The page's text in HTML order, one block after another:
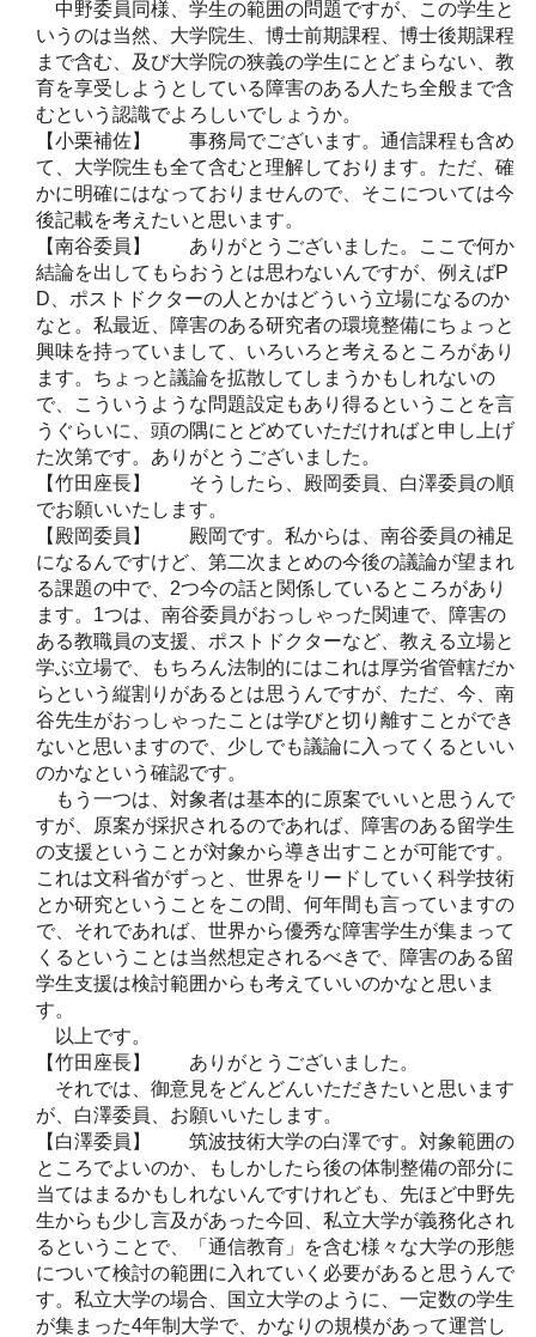
中野委員同様、学生の範囲の問題ですが、この学生と
いうのは当然、大学院生、博士前期課程、博士後期課程
まで含む、及び大学院の狭義の学生にとどまらない、教
育を享受しようとしている障害のある人たち全般まで含
むという認識でよろしいでしょうか。
【小栗補佐】 事務局でございます。通信課程も含め
て、大学院生も全て含むと理解しております。ただ、確
かに明確にはなっておりませんので、そこについては今
後記載を考えたいと思います。
【南谷委員】 ありがとうございました。ここで何か
結論を出してもらおうとは思わないんですが、例えばP
D、ポストドクターの人とかはどういう立場になるのか
なと。私最近、障害のある研究者の環境整備にちょっと
興味を持っていまして、いろいろと考えるところがあり
ます。ちょっと議論を拡散してしまうかもしれないの
で、こういうような問題設定もあり得るということを言
うぐらいに、頭の隅にとどめていただければと申し上げ
た次第です。ありがとうございました。
【竹田座長】 そうしたら、殿岡委員、白澤委員の順
でお願いいたします。
【殿岡委員】 殿岡です。私からは、南谷委員の補足
になるんですけど、第二次まとめの今後の議論が望まれ
る課題の中で、2つ今の話と関係しているところがあり
ます。1つは、南谷委員がおっしゃった関連で、障害の
ある教職員の支援、ポストドクターなど、教える立場と
学ぶ立場で、もちろん法制的にはこれは厚労省管轄だか
らという縦割り があるとは思うんですが、ただ、今、南
谷先生がおっしゃったことは学びと切り離すことができ
ないと思いますので、少しでも議論に入ってくるといい
のかなという確認です。
もう一つは、対象者は基本的に原案でいいと思うんで
すが、原案が採択されるのであれば、障害のある留学生
の支援ということが対象から導き出すことが可能です。
これは文科省がずっと、世界をリードしていく科学技術
とか研究ということをこの間、何年間も言っていますの
で、それであれば、世界から優秀な障害学生が集まって
くるということは当然想定されるべきで、障害のある留
学生支援は検討範囲からも考えていいのかなと思いま
す。
以上です。
【竹田座長】 ありがとうございました。
それでは、御意見をどんどんいただきたいと思います
が、白澤委員、お願いいたします。
【白澤委員】 筑波技術大学の白澤です。対象範囲の
ところでよいのか、もしかしたら後の体制整備の部分に
当てはまるかもしれないんですけれども、先ほど中野先
生からも少し言及があった今回、私立大学が義務化され
るということで、「通信教育」を含む様々な大学の形態
について検討の範囲に入れていく必要があると思うんで
す。私立大学の場合、国立大学のように、一定数の学生
が集まった4年制大学で、かなりの規模があって運営し